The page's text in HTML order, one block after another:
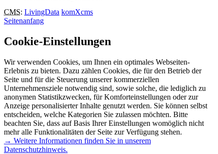
CMS: LivingData komXcms
Seitenanfang
Cookie-Einstellungen
Wir verwenden Cookies, um Ihnen ein optimales Webseiten-
Erlebnis zu bieten. Dazu zählen Cookies, die für den Betrieb der
Seite und für die Steuerung unserer kommerziellen
Unternehmensziele notwendig sind, sowie solche, die lediglich zu
anonymen Statistikzwecken, für Komforteinstellungen oder zur
Anzeige personalisierter Inhalte genutzt werden. Sie können selbst
entscheiden, welche Kategorien Sie zulassen möchten. Bitte
beachten Sie, dass auf Basis Ihrer Einstellungen womöglich nicht
mehr alle Funktionalitäten der Seite zur Verfügung stehen.
→ Weitere Informationen finden Sie in unserem
Datenschutzhinweis.